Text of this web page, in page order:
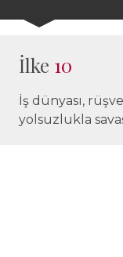
İlke 10
İş dünyası,
yolsuzlukla